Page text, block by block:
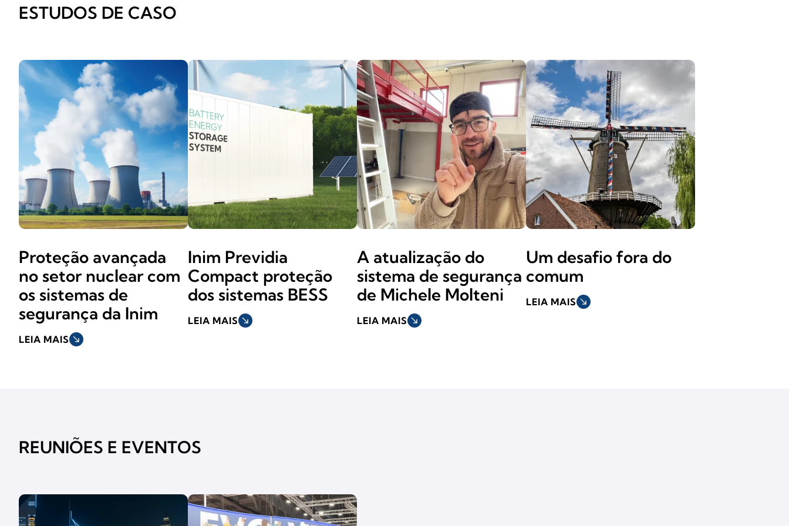
ESTUDOS DE CASO
Proteção avançada
no setor nuclear com
os sistemas de
segurança da Inim
LEIA MAIS south_east
Inim Previdia
Compact proteção
dos sistemas BESS
LEIA MAIS south_east
A atualização do
sistema de segurança
de Michele Molteni
LEIA MAIS south_east
Um desafio fora do
comum
LEIA MAIS south_east
REUNIÕES E EVENTOS